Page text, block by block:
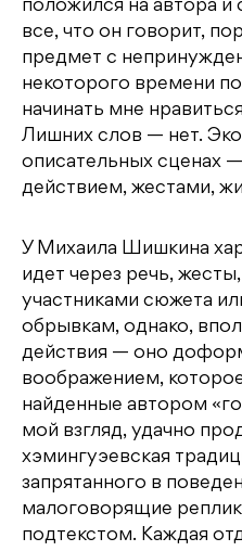
положился на автора и
все, что он говорит,
предмет с
некоторого времени
начинать мне
Лишних слов — нет.
описательных сценах
действием, жестами,
У Михаила Шишкина
идет через речь,
участниками сюжета
обрывкам, однако,
действия — оно
воображением,
найденные автором
мой взгляд, удачно
хэмингуэевская
запрятанного в
малоговорящие
подтекстом. Каждая